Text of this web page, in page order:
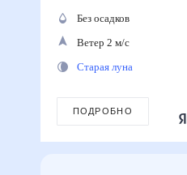
Без осадков
Ветер 2 м/с
Старая луна
ПОДРОБНО